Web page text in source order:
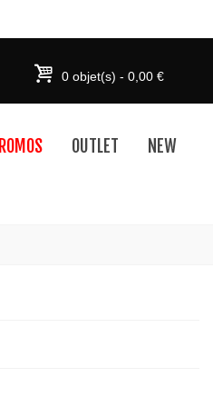
0 objet(s) - 0,00 €
OUTLET NEW